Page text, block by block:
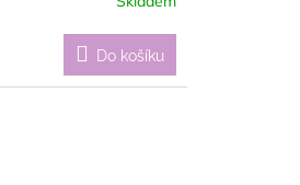
Do košíku